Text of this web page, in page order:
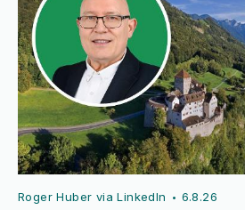
Roger Huber via LinkedIn • 6.8.26